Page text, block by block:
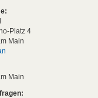
Platz 4
Main
Main